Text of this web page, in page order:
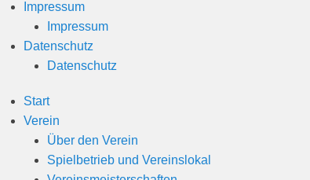
Impressum
Impressum
Datenschutz
Datenschutz
Start
Verein
Über den Verein
Spielbetrieb und Vereinslokal